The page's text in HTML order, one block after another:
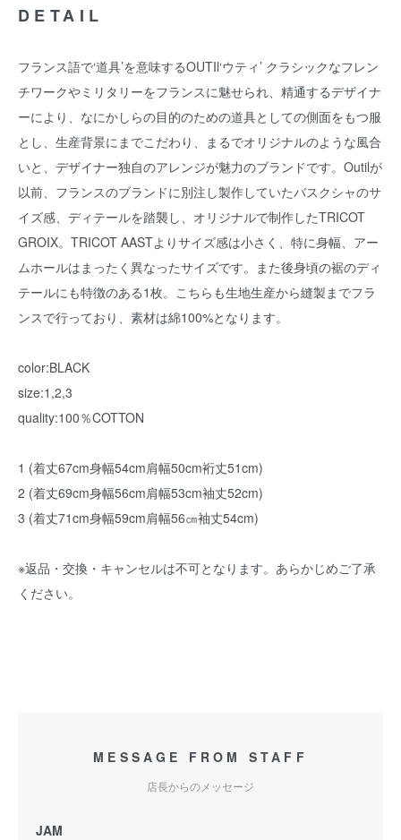
DETAIL
フランス語で‘道具’を意味するOUTIl‘ウティ’ クラシックなフレン
チワークやミリタリーをフランスに魅せられ、精通するデザイナ
ーにより、なにかしらの目的のための道具としての側面をもつ服
とし、生産背景にまでこだわり、まるでオリジナルのような風合
いと、デザイナー独自のアレンジが魅力のブランドです。Outilが
以前、フランスのブランドに別注し製作していたバスクシャのサ
イズ感、ディテールを踏襲し、オリジナルで制作したTRICOT
GROIX。TRICOT AASTよりサイズ感は小さく、特に身幅、アー
ムホールはまったく異なったサイズです。また後身頃の裾のディ
テールにも特徴のある1枚。こちらも生地生産から縫製までフラ
ンスで行っており、素材は綿100%となります。
color:BLACK
size:1,2,3
quality:100％COTTON
1 (着丈67cm身幅54cm肩幅50cm裄丈51cm)
2 (着丈69cm身幅56cm肩幅53cm袖丈52cm)
3 (着丈71cm身幅59cm肩幅56㎝袖丈54cm)
※返品・交換・キャンセルは不可となります。あらかじめご了承
ください。
MESSAGE FROM STAFF
店長からのメッセージ
JAM